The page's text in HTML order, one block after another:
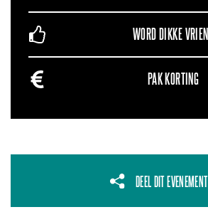
WORD DIKKE VRIEND
PAK KORTING
DEEL DIT EVENEMENT